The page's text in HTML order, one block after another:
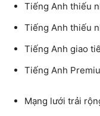
Tiếng Anh thiếu
Tiếng Anh thiếu
Tiếng Anh giao
Tiếng Anh
Mạng lưới trải